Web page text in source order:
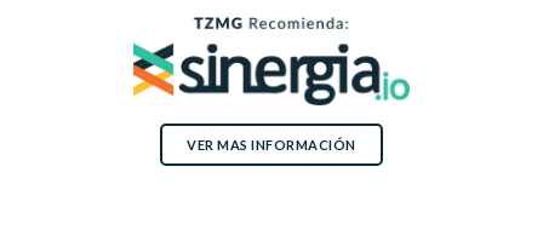
VER MAS INFORMACIÓN